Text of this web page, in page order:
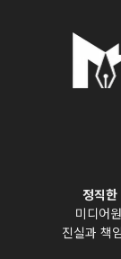
정직
미디어
진실과 책